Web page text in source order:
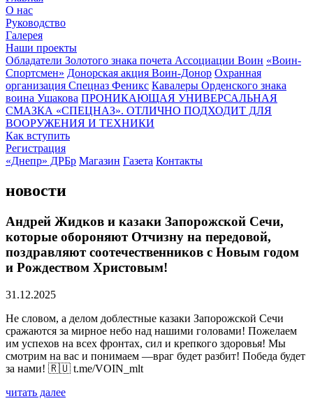
О нас
Руководство
Галерея
Наши проекты
Обладатели Золотого знака почета Ассоциации Воин «Воин-
Спортсмен» Донорская акция Воин-Донор Охранная
организация Спецназ Феникс Кавалеры Орденского знака
воина Ушакова ПРОНИКАЮЩАЯ УНИВЕРСАЛЬНАЯ
СМАЗКА «СПЕЦНАЗ». ОТЛИЧНО ПОДХОДИТ ДЛЯ
ВООРУЖЕНИЯ И ТЕХНИКИ
Как вступить
Регистрация
«Днепр» ДРБр Магазин Газета Контакты
новости
Андрей Жидков и казаки Запорожской Сечи,
которые обороняют Отчизну на передовой,
поздравляют соотечественников с Новым годом
и Рождеством Христовым!
31.12.2025
Не словом, а делом доблестные казаки Запорожской Сечи
сражаются за мирное небо над нашими головами! Пожелаем
им успехов на всех фронтах, сил и крепкого здоровья! Мы
смотрим на вас и понимаем —враг будет разбит! Победа будет
за нами! 🇷🇺 t.me/VOIN_mlt
читать далее